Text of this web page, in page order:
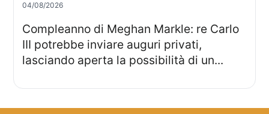
04/08/2026
Compleanno di Meghan Markle: re Carlo
III potrebbe inviare auguri privati,
lasciando aperta la possibilità di un...